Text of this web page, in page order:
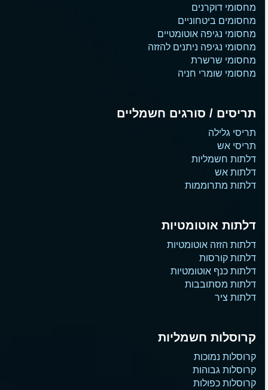
מחסומי דוקרנים
מחסומים ביטחוניים
מחסומי נגיפה אוטומטיים
מחסומי נגיפה ניתנים להזזה
מחסומי שרשרת
מחסומי שומרי חניה
תריסים / סורגים חשמליים
תריסי גלילה
תריסי אש
דלתות חשמליות
דלתות אש
דלתות מתרוממות
דלתות אוטומטיות
דלתות הזזה אוטומטיות
דלתות קורסות
דלתות כנף אוטומטיות
דלתות מסתובבות
דלתות ציר
קרוסלות חשמליות
קרוסלות נמוכות
קרוסלות גבוהות
קרוסלות כפולות